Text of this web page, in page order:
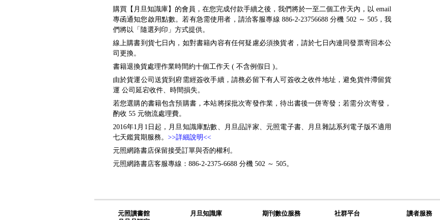
購買【月旦知識庫】的會員，在您完成付款手續之後，我們將於一至二個工作天內，以 email
專函通知您啟用點數。若有急需使用者，請洽客服專線 886-2-23756688 分機 502 ～ 505，我
們將以「隨選列印」方式提供。
線上購書到貨七日內，如對書籍內容有任何疑慮必須換貨者，請於七日內連同發票寄回本公
司更換。
書籍退換貨處理作業時間約十個工作天 ( 不含例假日 )。
由於貨運公司送貨到府需經簽收手續，請務必留下有人可簽收之收件地址，避免貨件滯留貨
運 公司延宕收件、時間損失。
若您選購的書籍包含預購書，本站將採批次寄發作業，待出書後一併寄發；若需分次寄發，
酌收 55 元物流處理費。
2016年1月1日起，月旦知識庫點數、月旦品評家、元照電子書、月旦雜誌系列電子版不適用
七天鑑賞期服務。 >>詳細說明<<
元照網路書店保留接受訂單與否的權利。
元照網路書店客服專線：886-2-2375-6688 分機 502 ～ 505。
元照讀書館
月旦知識庫
期刊數位服務
社群平台
讀者服務